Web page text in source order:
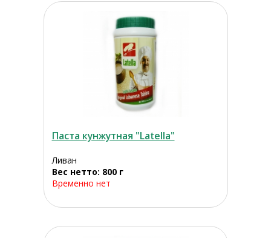
Паста кунжутная "Latella"
Ливан
Вес нетто: 800 г
Временно нет